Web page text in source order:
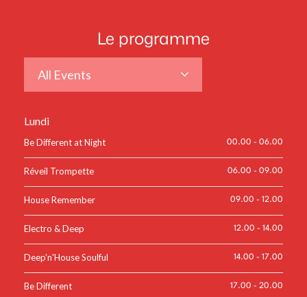
Le programme
All Events
Lundi
Be Different at Night 00.00 - 06.00
Réveil Trompette 06.00 - 09.00
House Remember 09.00 - 12.00
Electro & Deep 12.00 - 14.00
Deep'n'House Soulful 14.00 - 17.00
Be Different 17.00 - 20.00